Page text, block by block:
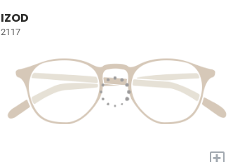
IZOD
2117
+